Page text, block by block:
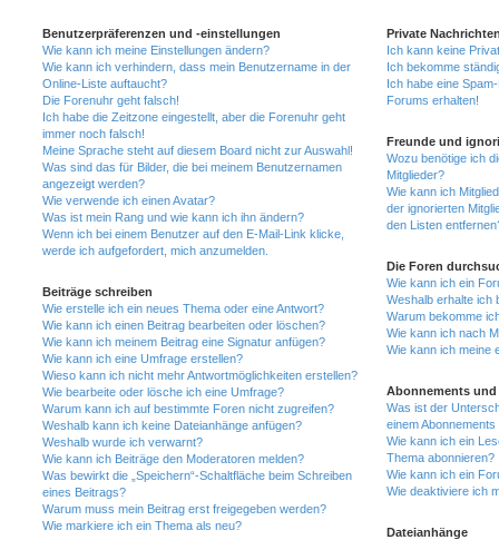
Benutzerpräferenzen und -einstellungen
Wie kann ich meine Einstellungen ändern?
Wie kann ich verhindern, dass mein Benutzername in der
Online-Liste auftaucht?
Die Forenuhr geht falsch!
Ich habe die Zeitzone eingestellt, aber die Forenuhr geht
immer noch falsch!
Meine Sprache steht auf diesem Board nicht zur Auswahl!
Was sind das für Bilder, die bei meinem Benutzernamen
angezeigt werden?
Wie verwende ich einen Avatar?
Was ist mein Rang und wie kann ich ihn ändern?
Wenn ich bei einem Benutzer auf den E-Mail-Link klicke,
werde ich aufgefordert, mich anzumelden.
Beiträge schreiben
Wie erstelle ich ein neues Thema oder eine Antwort?
Wie kann ich einen Beitrag bearbeiten oder löschen?
Wie kann ich meinem Beitrag eine Signatur anfügen?
Wie kann ich eine Umfrage erstellen?
Wieso kann ich nicht mehr Antwortmöglichkeiten erstellen?
Wie bearbeite oder lösche ich eine Umfrage?
Warum kann ich auf bestimmte Foren nicht zugreifen?
Weshalb kann ich keine Dateianhänge anfügen?
Weshalb wurde ich verwarnt?
Wie kann ich Beiträge den Moderatoren melden?
Was bewirkt die „Speichern“-Schaltfläche beim Schreiben
eines Beitrags?
Warum muss mein Beitrag erst freigegeben werden?
Wie markiere ich ein Thema als neu?
Private
Ich kann keine
Ich bekomme
Ich habe eine
Forums erhalten!
Freunde und
Wozu benötige ich
Mitglieder?
Wie kann ich
der ignorierten
den Listen
Die Foren
Wie kann ich ein
Weshalb erhalte ich
Warum bekomme
Wie kann ich nach
Wie kann ich meine
Abonnements und
Was ist der
einem
Wie kann ich ein
Thema abonnieren?
Wie kann ich ein
Wie deaktiviere ich
Dateianhänge